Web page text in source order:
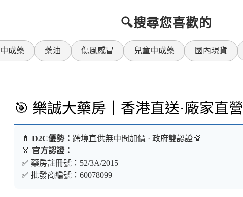
🔍搜尋您喜歡的
中成藥 藥油 傷風感冒 兒童中成藥 國內現貨
🎯 樂誠大藥房｜香港直送·廠家直營
💊 D2C優勢： 跨境直供無中間加價 · 政府雙認證💯
🏅 官方認證：
✅ 藥房註冊號：52/3A/2015
✅ 批發商編號：60078099